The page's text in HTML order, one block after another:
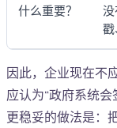
什么重要？
戳
因此，企业现在不
应认为“政府系统
更稳妥的做法是：